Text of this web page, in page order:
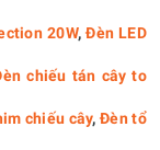
20W,Đèn LED
chiếu tán cây to
chiếu cây,Đèn tổ